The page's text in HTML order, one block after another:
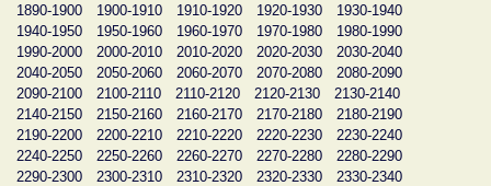
1890-1900
1900-1910 1910-1920 1920-1930
1930-1940
1940-1950
1950-1960 1960-1970 1970-1980
1980-1990
1990-2000
2000-2010 2010-2020 2020-2030
2030-2040
2040-2050
2050-2060 2060-2070 2070-2080
2080-2090
2090-2100
2100-2110 2110-2120 2120-2130
2130-2140
2140-2150
2150-2160 2160-2170 2170-2180
2180-2190
2190-2200
2200-2210 2210-2220 2220-2230
2230-2240
2240-2250
2250-2260 2260-2270 2270-2280
2280-2290
2290-2300
2300-2310 2310-2320 2320-2330
2330-2340